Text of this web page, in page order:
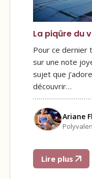
La piqûre du
Pour ce dernier
sur une note
sujet que
découvrir…
Ariane
Lire plus